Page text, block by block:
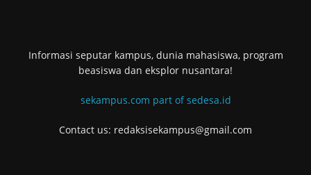
Informasi seputar kampus, dunia mahasiswa, program
beasiswa dan eksplor nusantara!
sekampus.com part of sedesa.id
Contact us: redaksisekampus@gmail.com